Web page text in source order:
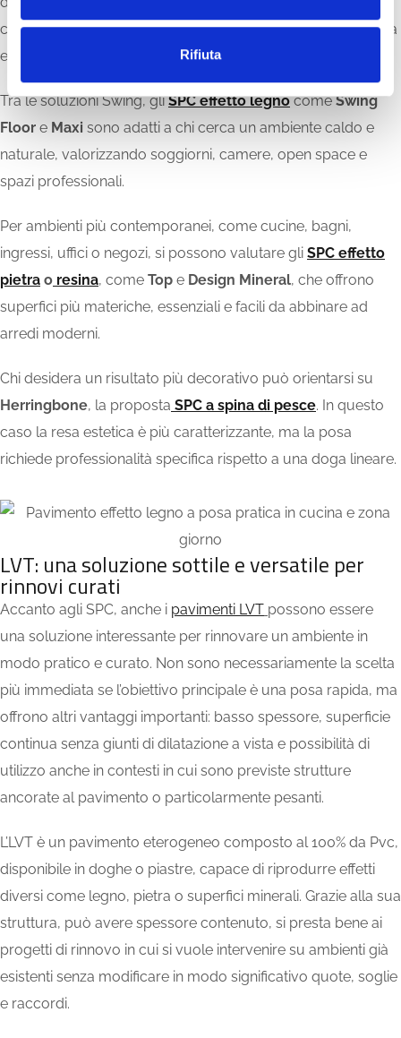
Rifiuta
case, uffici, negozi e hotel, dove servono praticità, resistenza
e un risultato estetico curato.
Tra le soluzioni Swing, gliSPC effetto legnocomeSwing
Floor e Maxi sono adatti a chi cerca un ambiente caldo e
naturale, valorizzando soggiorni, camere, open space e
spazi professionali.
Per ambienti più contemporanei, come cucine, bagni,
ingressi, uffici o negozi, si possono valutare gli SPC effetto
pietra o resina, come Top e Design Mineral, che offrono
superfici più materiche, essenziali e facili da abbinare ad
arredi moderni.
Chi desidera un risultato più decorativo può orientarsi su
Herringbone, la proposta SPC a spina di pesce. In questo
caso la resa estetica è più caratterizzante, ma la posa
richiede professionalità specifica rispetto a una doga lineare.
LVT: una soluzione sottile e versatile per
rinnovi curati
Accanto agli SPC, anche i pavimenti LVT possono essere
una soluzione interessante per rinnovare un ambiente in
modo pratico e curato. Non sono necessariamente la scelta
più immediata se l’obiettivo principale è una posa rapida, ma
offrono altri vantaggi importanti: basso spessore, superficie
continua senza giunti di dilatazione a vista e possibilità di
utilizzo anche in contesti in cui sono previste strutture
ancorate al pavimento o particolarmente pesanti.
L’LVT è un pavimento eterogeneo composto al 100% da Pvc,
disponibile in doghe o piastre, capace di riprodurre effetti
diversi come legno, pietra o superfici minerali. Grazie alla sua
struttura, può avere spessore contenuto, si presta bene ai
progetti di rinnovo in cui si vuole intervenire su ambienti già
esistenti senza modificare in modo significativo quote, soglie
e raccordi.